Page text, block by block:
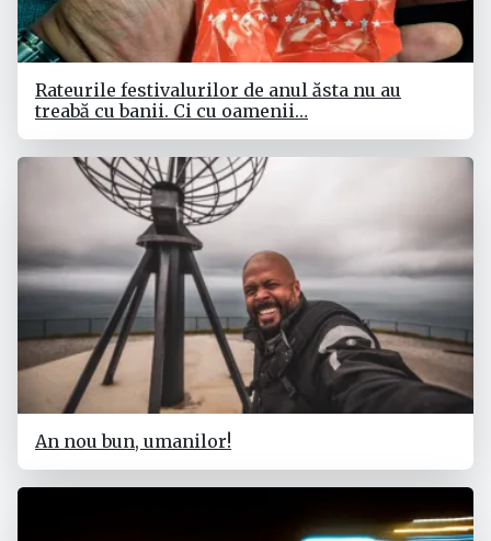
Rateurile festivalurilor de anul ăsta nu au
treabă cu banii. Ci cu oamenii…
An nou bun, umanilor!